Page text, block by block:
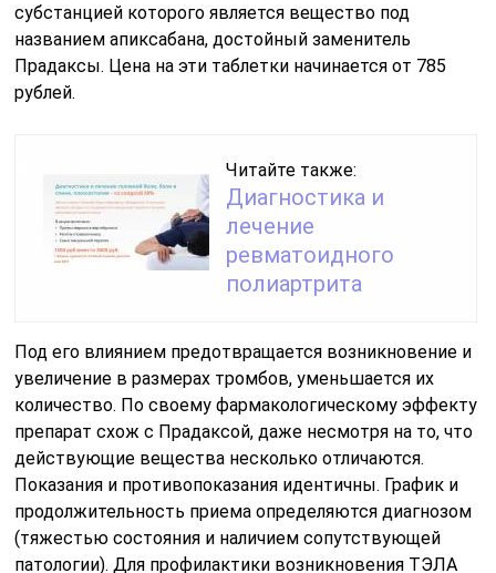
субстанцией которого является вещество под
названием апиксабана, достойный заменитель
Прадаксы. Цена на эти таблетки начинается от 785
рублей.
Читайте также:
Диагностика и
лечение
ревматоидного
полиартрита
Под его влиянием предотвращается возникновение и
увеличение в размерах тромбов, уменьшается их
количество. По своему фармакологическому эффекту
препарат схож с Прадаксой, даже несмотря на то, что
действующие вещества несколько отличаются.
Показания и противопоказания идентичны. График и
продолжительность приема определяются диагнозом
(тяжестью состояния и наличием сопутствующей
патологии). Для профилактики возникновения ТЭЛА